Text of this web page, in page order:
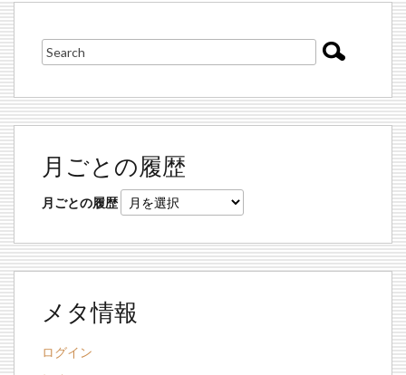
月ごとの履歴
月ごとの履歴
メタ情報
ログイン